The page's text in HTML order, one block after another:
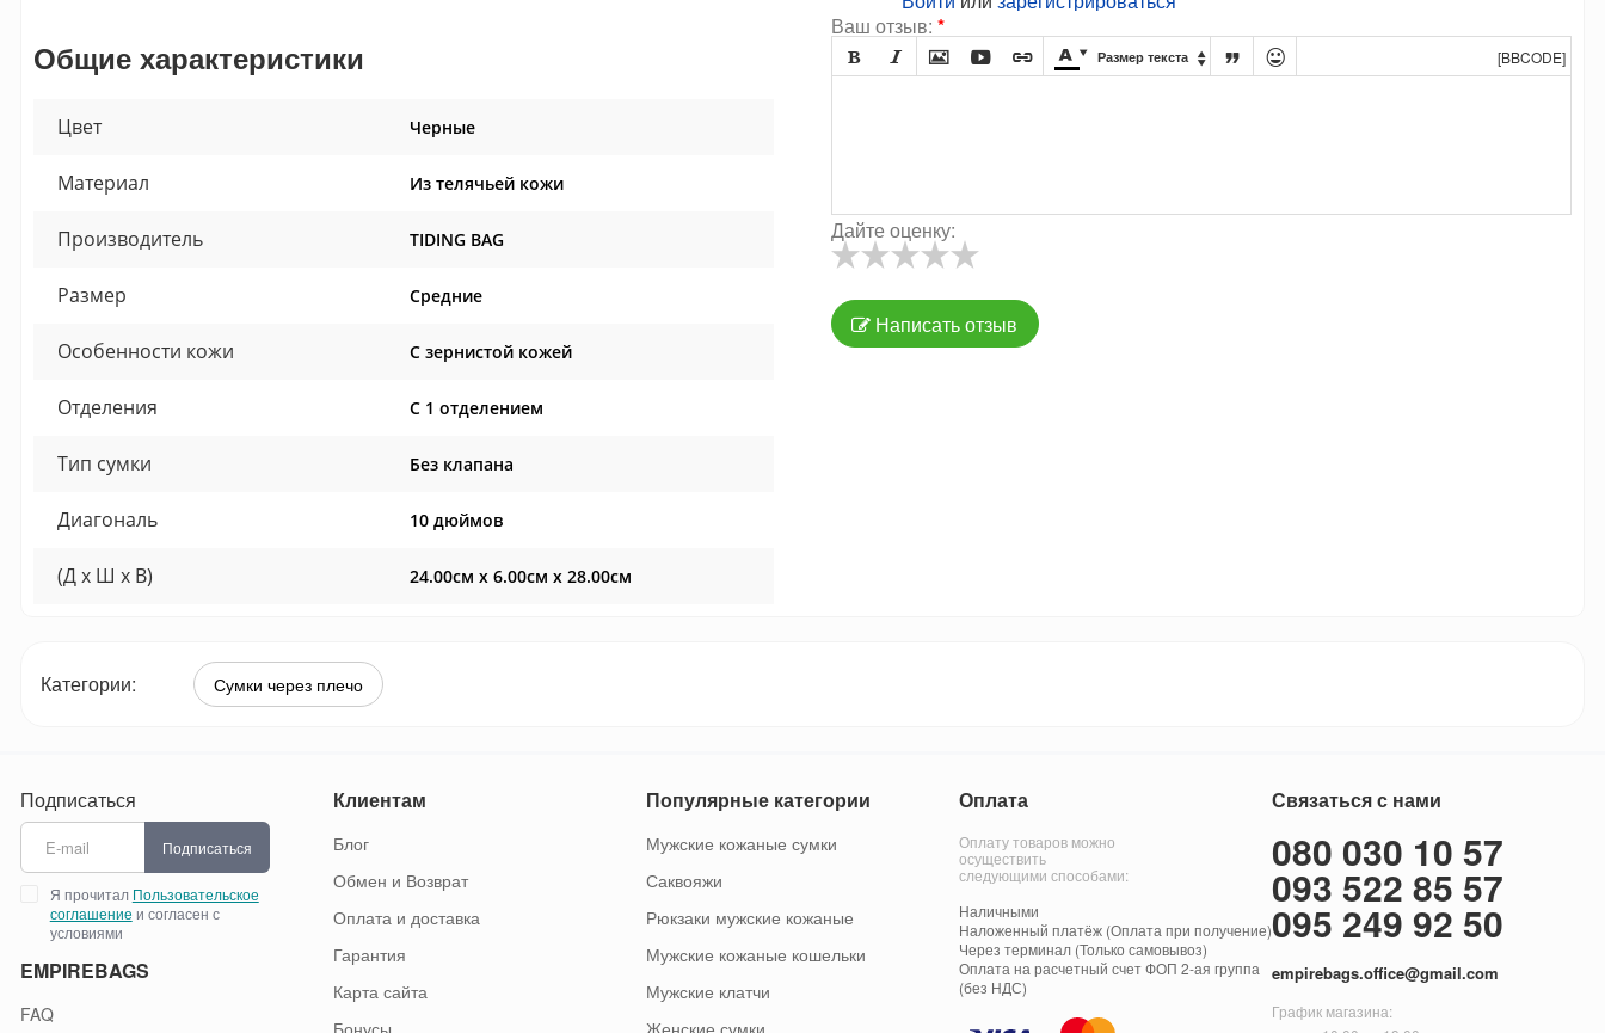
Общие характеристики
Цвет Черные
Материал Из телячьей кожи
Производитель TIDING BAG
Размер Средние
Особенности кожи С зернистой кожей
Отделения С 1 отделением
Тип сумки Без клапана
Диагональ 10 дюймов
(Д x Ш x В) 24.00см x 6.00см x 28.00см
Ваш отзыв: *
       Размер текста    [BBCODE]
Дайте оценку:
Написать отзыв
Категории: Сумки через плечо
Подписаться
Подписаться
Я прочитал Пользовательское
соглашение и согласен с
условиями
EMPIREBAGS
FAQ
Клиентам
Блог
Обмен и Возврат
Оплата и доставка
Гарантия
Карта сайта
Популярные категории
Мужские кожаные сумки
Саквояжи
Рюкзаки мужские кожаные
Мужские кожаные кошельки
Мужские клатчи
Оплата
Оплату товаров можно
осуществить
следующими способами:
Наличными
Наложенный платёж (Оплата при получение)
Через терминал (Только самовывоз)
Оплата на расчетный счет ФОП 2-ая группа
(без НДС)
Связаться с нами
080 030 10 57
093 522 85 57
095 249 92 50
empirebags.office@gmail.com
График магазина: